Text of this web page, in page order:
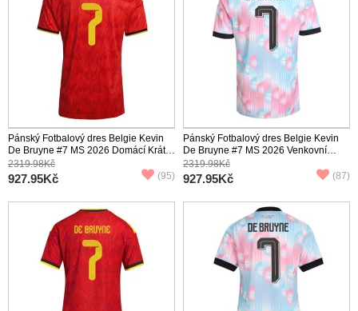
Pánský Fotbalový dres Belgie Kevin
De Bruyne #7 MS 2026 Domácí Krátký
Rukáv
2319.98Kč
927.95Kč (95)
Pánský Fotbalový dres Belgie Kevin
De Bruyne #7 MS 2026 Venkovní
Krátký Rukáv
2319.98Kč
927.95Kč (87)